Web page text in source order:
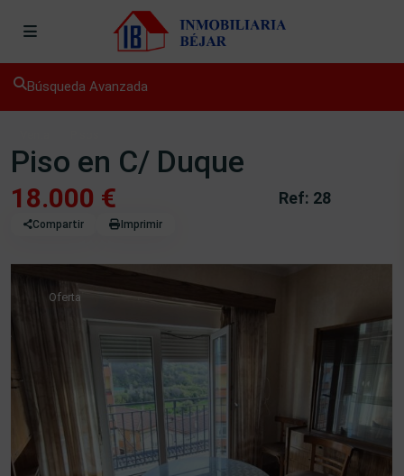
Búsqueda Avanzada
Piso en C/ Duque
Ref: 28
18.000 €
Compartir Imprimir
Oferta